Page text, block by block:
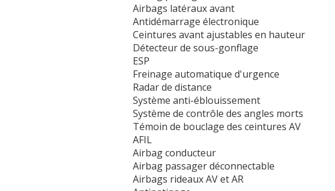
Airbags latéraux avant
Antidémarrage électronique
Ceintures avant ajustables en hauteur
Détecteur de sous-gonflage
ESP
Freinage automatique d'urgence
Radar de distance
Système anti-éblouissement
Système de contrôle des angles morts
Témoin de bouclage des ceintures AV
AFIL
Airbag conducteur
Airbag passager déconnectable
Airbags rideaux AV et AR